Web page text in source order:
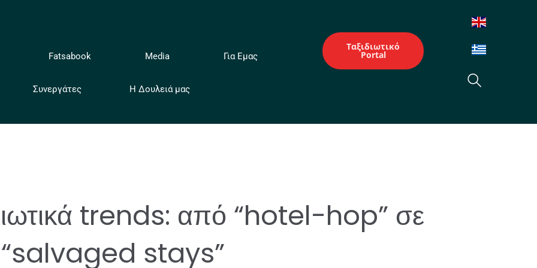
Fatsabook Media Για Εμας
Συνεργάτες Η Δουλειά μας
Ταξιδιωτικό
Portal
trends: από “hotel-hop” σε
stays”